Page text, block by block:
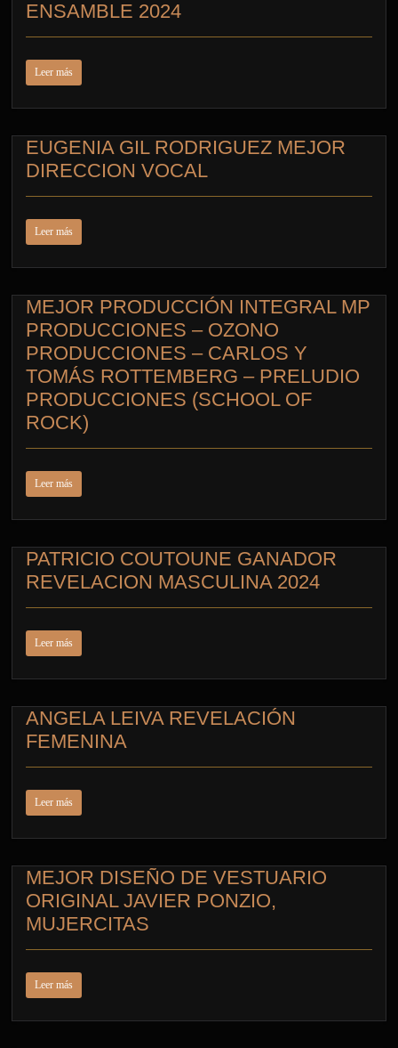
ENSAMBLE 2024
Leer más
EUGENIA GIL RODRIGUEZ MEJOR
DIRECCION VOCAL
Leer más
MEJOR PRODUCCIÓN INTEGRAL MP
PRODUCCIONES – OZONO
PRODUCCIONES – CARLOS Y
TOMÁS ROTTEMBERG – PRELUDIO
PRODUCCIONES (SCHOOL OF
ROCK)
Leer más
PATRICIO COUTOUNE GANADOR
REVELACION MASCULINA 2024
Leer más
ANGELA LEIVA REVELACIÓN
FEMENINA
Leer más
MEJOR DISEÑO DE VESTUARIO
ORIGINAL JAVIER PONZIO,
MUJERCITAS
Leer más